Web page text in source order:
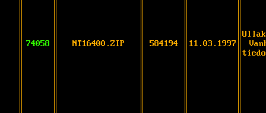
74058 NT16400.ZIP 584194 11.03.1997